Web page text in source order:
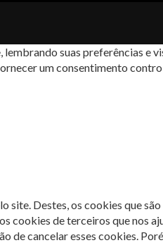
suas preferências e
um consentimento
Destes, os cookies que
de terceiros que nos
de cancelar esses cookies.